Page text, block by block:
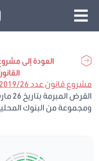
العودة إلى
مشروع قانون عدد 2019/26
ومجموعة من البنوك